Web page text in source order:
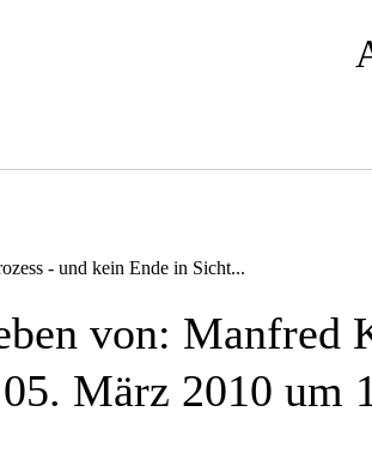
- und kein Ende in Sicht...
von: Manfred
März 2010 um